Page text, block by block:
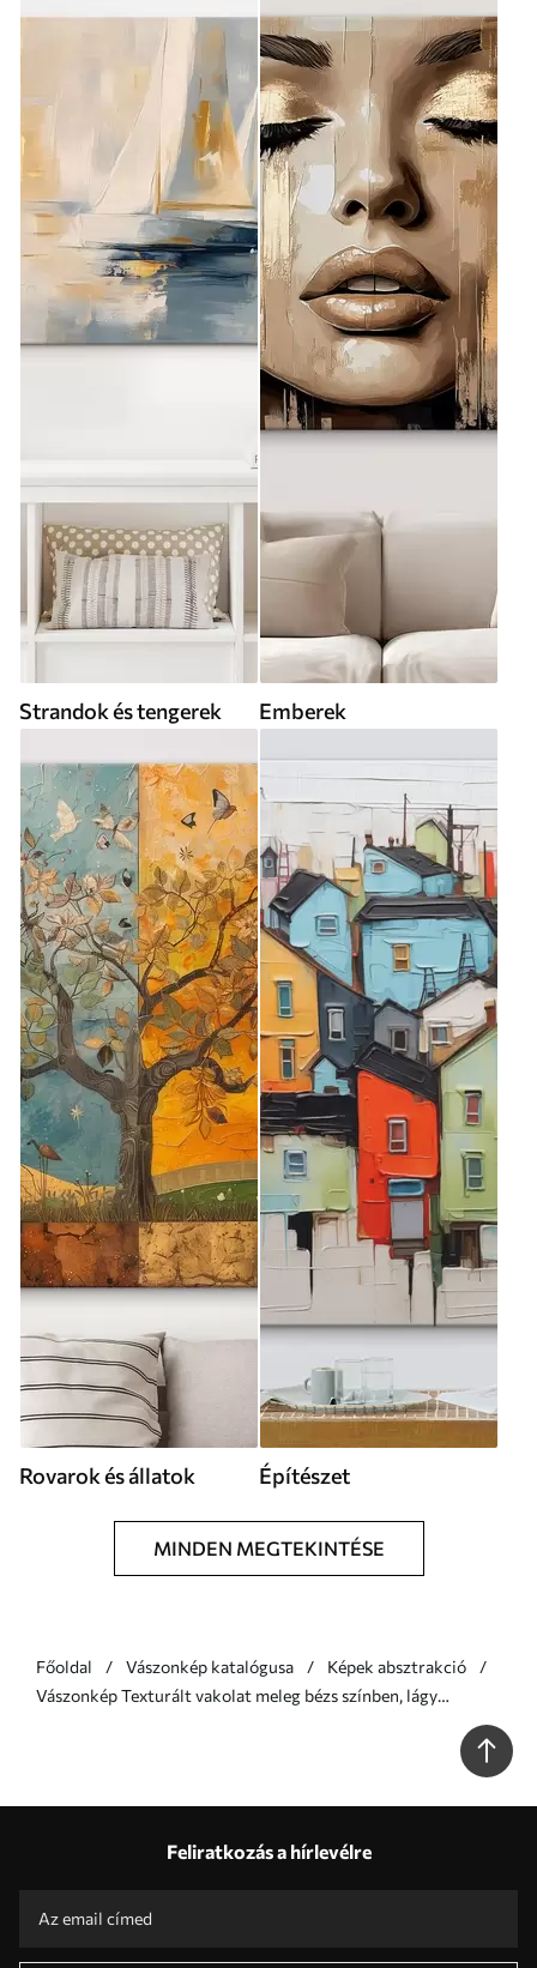
Strandok és tengerek Emberek
Rovarok és állatok Építészet
MINDEN MEGTEKINTÉSE
Főoldal Vászonkép katalógusa
Képek absztrakció
Vászonkép Texturált vakolat meleg bézs színben, lágy
Feliratkozás a hírlevélre